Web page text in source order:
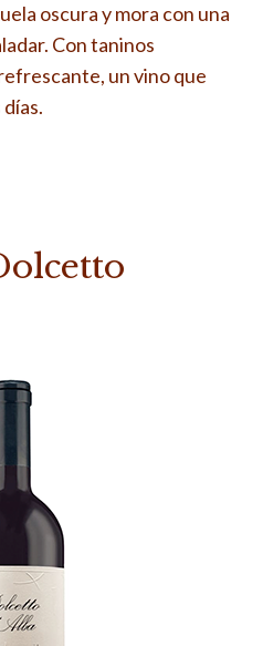
oscura y mora con una
Con taninos
un vino que